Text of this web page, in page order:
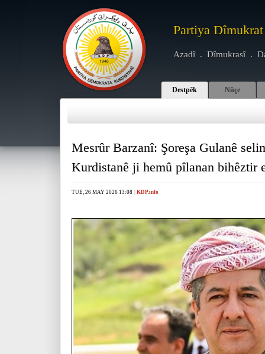
Destpêk Nûçe
Partiya
Azadî . Dîmukrasî .
Mesrûr Barzanî: Şoreşa Gulanê
Kurdistanê ji hemû pîlanan bihêztir
TUE, 26 MAY 2026 13:08 KDP.info